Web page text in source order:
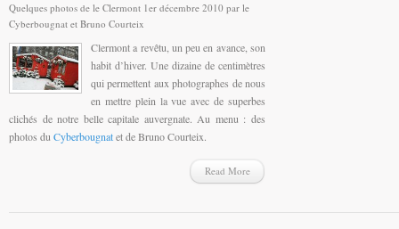
Quelques photos de le Clermont 1er décembre 2010 par le
Cyberbougnat et Bruno Courteix
Clermont a revêtu, un peu en avance, son
habit d’hiver. Une dizaine de centimètres
qui permettent aux photographes de nous
en mettre plein la vue avec de superbes
clichés de notre belle capitale auvergnate. Au menu : des
photos duCyberbougnatet de Bruno Courteix.
Read More